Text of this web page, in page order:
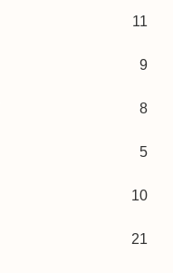
11
9
8
5
10
21